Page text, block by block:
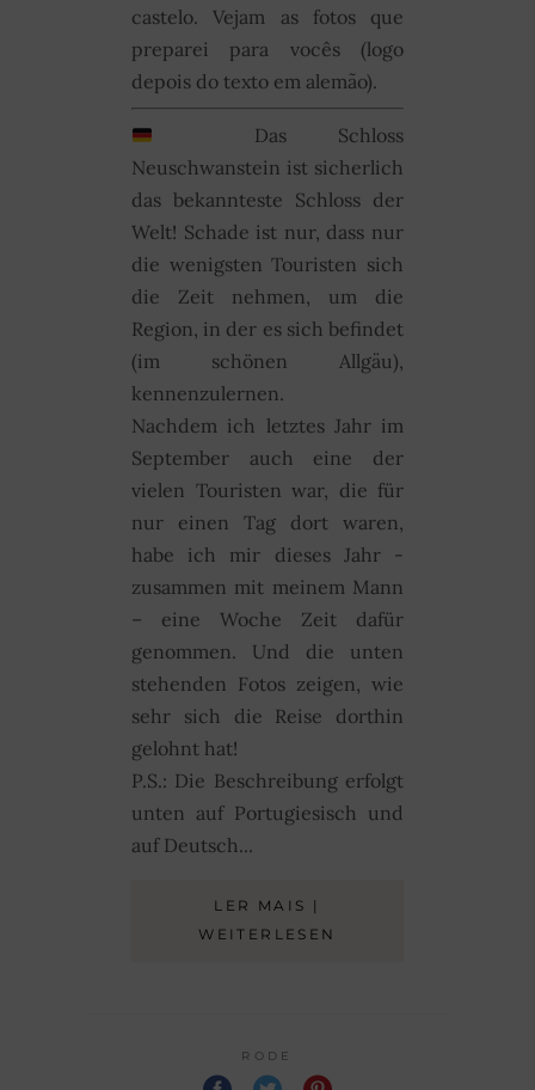
castelo. Vejam as fotos que
preparei para vocês (logo
depois do texto em alemão).
Das Schloss
Neuschwanstein ist sicherlich
das bekannteste Schloss der
Welt! Schade ist nur, dass nur
die wenigsten Touristen sich
die Zeit nehmen, um die
Region, in der es sich befindet
(im schönen Allgäu),
kennenzulernen.
Nachdem ich letztes Jahr im
September auch eine der
vielen Touristen war, die für
nur einen Tag dort waren,
habe ich mir dieses Jahr -
zusammen mit meinem Mann
– eine Woche Zeit dafür
genommen. Und die unten
stehenden Fotos zeigen, wie
sehr sich die Reise dorthin
gelohnt hat!
P.S.: Die Beschreibung erfolgt
unten auf Portugiesisch und
auf Deutsch...
LER MAIS |
WEITERLESEN
RODE